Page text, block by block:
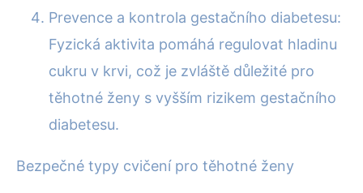
Prevence a kontrola gestačního diabetesu:
Fyzická aktivita pomáhá regulovat hladinu
cukru v krvi, což je zvláště důležité pro
těhotné ženy s vyšším rizikem gestačního
diabetesu.
Bezpečné typy cvičení pro těhotné ženy